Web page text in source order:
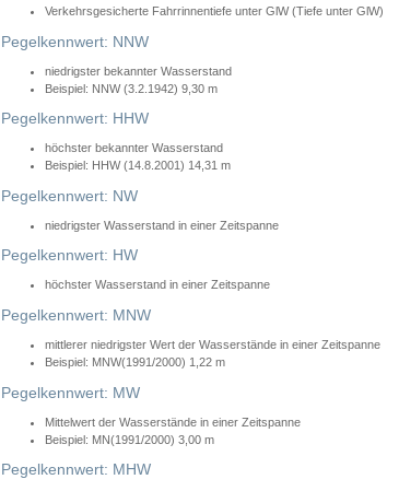
Verkehrsgesicherte Fahrrinnentiefe unter GlW (Tiefe unter GlW)
Pegelkennwert: NNW
niedrigster bekannter Wasserstand
Beispiel: NNW (3.2.1942) 9,30 m
Pegelkennwert: HHW
höchster bekannter Wasserstand
Beispiel: HHW (14.8.2001) 14,31 m
Pegelkennwert: NW
niedrigster Wasserstand in einer Zeitspanne
Pegelkennwert: HW
höchster Wasserstand in einer Zeitspanne
Pegelkennwert: MNW
mittlerer niedrigster Wert der Wasserstände in einer Zeitspanne
Beispiel: MNW(1991/2000) 1,22 m
Pegelkennwert: MW
Mittelwert der Wasserstände in einer Zeitspanne
Beispiel: MN(1991/2000) 3,00 m
Pegelkennwert: MHW